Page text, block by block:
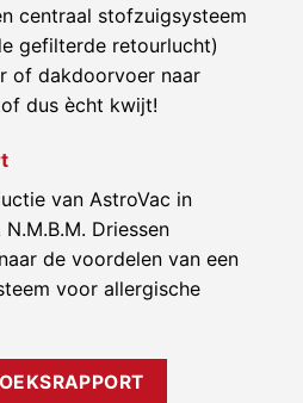
centraal stofzuigsysteem
gefilterde retourlucht)
of dakdoorvoer naar
dus ècht kwijt!
van AstroVac in
Driessen
de voordelen van een
voor allergische